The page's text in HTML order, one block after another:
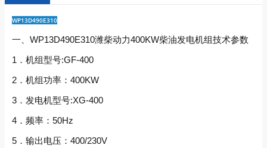
WP13D490E310
一、WP13D490E310潍柴动力400KW柴油发电机组技术参数
1．机组型号:GF-400
2．机组功率：400KW
3．发电机型号:XG-400
4．频率：50Hz
5．输出电压：400/230V